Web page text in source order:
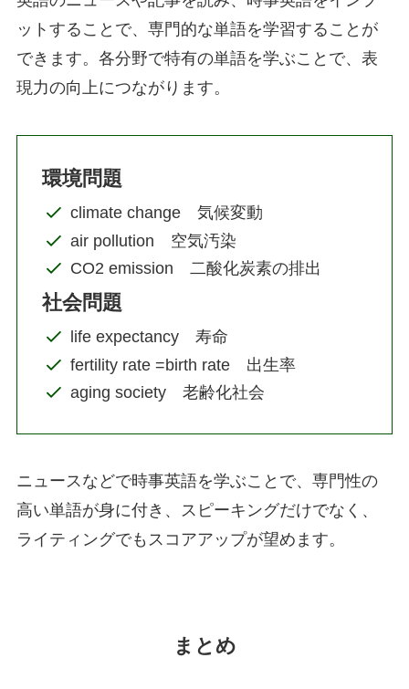
ットすることで、専門的な単語を学習することが
できます。各分野で特有の単語を学ぶことで、表
現力の向上につながります。
環境問題
climate change 気候変動
air pollution 空気汚染
CO2 emission 二酸化炭素の排出
社会問題
life expectancy 寿命
fertility rate =birth rate 出生率
aging society 老齢化社会
ニュースなどで時事英語を学ぶことで、専門性の
高い単語が身に付き、スピーキングだけでなく、
ライティングでもスコアアップが望めます。
まとめ